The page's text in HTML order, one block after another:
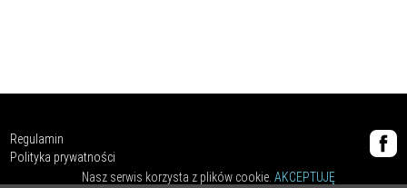
Regulamin
Polityka prywatności
Nasz serwis korzysta z plików cookie. AKCEPTUJĘ